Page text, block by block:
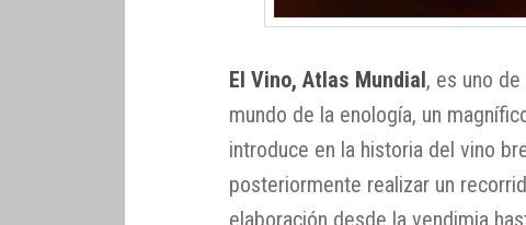
El Vino, Atlas Mundial, es uno
mundo de la enología, un
introduce en la historia del vino
posteriormente realizar un